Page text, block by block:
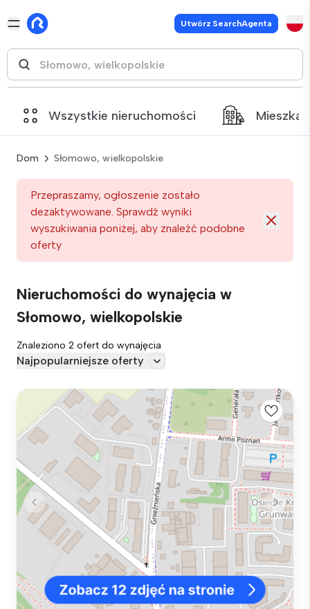
Utwórz SearchAgenta
Wszystkie nieruchomości
Dom Słomowo, wielkopolskie
Przepraszamy, ogłoszenie zostało
dezaktywowane. Sprawdź wyniki
wyszukiwania poniżej, aby znaleźć podobne
oferty
Nieruchomości do wynajęcia w
Słomowo, wielkopolskie
Znaleziono 2 ofert do wynajęcia
Najpopularniejsze oferty